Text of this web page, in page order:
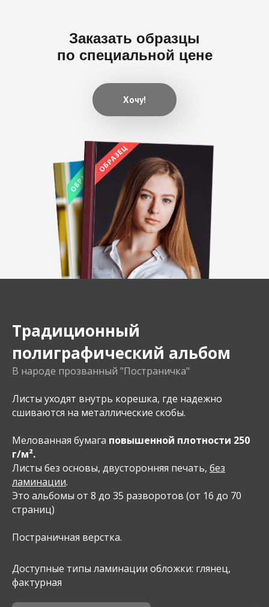
Заказать образцы
по специальной цене
Хочу!
Традиционный
полиграфический альбом
В народе прозванный "Постраничка"
Листы уходят внутрь корешка, где надежно
сшиваются на металлические скобы.
Мелованная бумага повышенной плотности 250
г/м².
Листы без основы, двусторонняя печать, без
ламинации.
Это альбомы от 8 до 35 разворотов (от 16 до 70
страниц)
Постраничная верстка.
Доступные типы ламинации обложки: глянец,
фактурная